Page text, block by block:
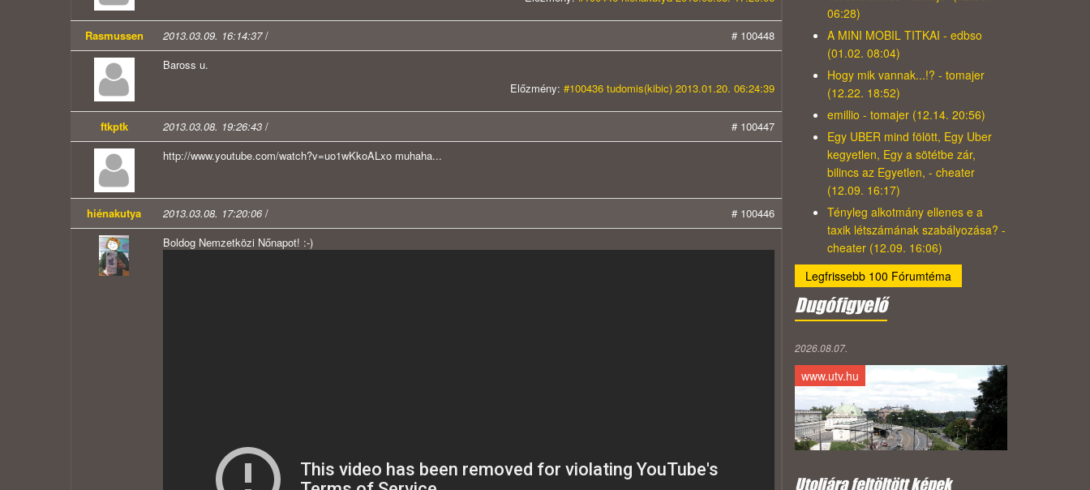
Rasmussen 2013.03.09. 16:14:37/
# 100448
Baross u.
Előzmény: #100436 tudomis(kibic) 2013.01.20. 06:24:39
ftkptk 2013.03.08. 19:26:43 /
# 100447
http://www.youtube.com/watch?v=uo1wKkoALxo muhaha...
hiénakutya 2013.03.08. 17:20:06/
# 100446
Boldog Nemzetközi Nőnapot! :-)
06:28)
A MINI MOBIL TITKAI - edbso
(01.02. 08:04)
Hogy mik vannak...!? - tomajer
(12.22. 18:52)
emillio - tomajer (12.14. 20:56)
Egy UBER mind fölött, Egy Uber
kegyetlen, Egy a sötétbe zár,
bilincs az Egyetlen, - cheater
(12.09. 16:17)
Tényleg alkotmány ellenes e a
taxik létszámának szabályozása? -
cheater (12.09. 16:06)
Legfrissebb 100 Fórumtéma
Dugófigyelő
2026.08.07.
www.utv.hu
Utoljára feltöltött képek